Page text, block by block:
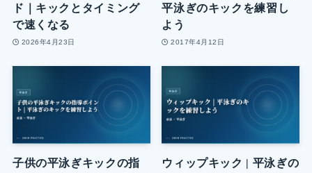
ド｜キックとタイミング
で速くなる
2026年4月23日
平泳ぎのキックを練習し
よう
2017年4月12日
子供の平泳ぎキックの指
ウィップキック | 平泳ぎの